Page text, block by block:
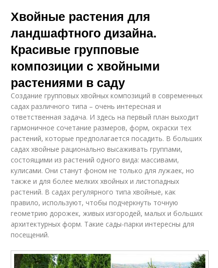
Хвойные растения для
ландшафтного дизайна.
Красивые групповые
композиции с хвойными
растениями в саду
Создание групповых хвойных композиций в современных
садах различного типа – очень интересная и
ответственная задача. И здесь на первый план выходит
гармоничное сочетание размеров, форм, окраски тех
растений, которые предполагается посадить. В больших
садах хвойные рационально высаживать группами,
состоящими из растений одного вида: массивами,
кулисами. Они станут фоном не только для лужаек, но
также и для более мелких хвойных и листопадных
растений. В садах регулярного типа хвойные, как
правило, используют, чтобы подчеркнуть точную
геометрию дорожек, живых изгородей, малых и больших
архитектурных форм. Такие сады-парки интересны для
посещений.